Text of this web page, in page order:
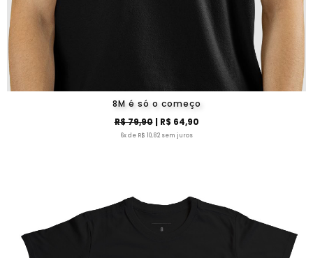
8M é só o começo
R$ 79,90| R$ 64,90
6x de R$ 10,82 sem juros